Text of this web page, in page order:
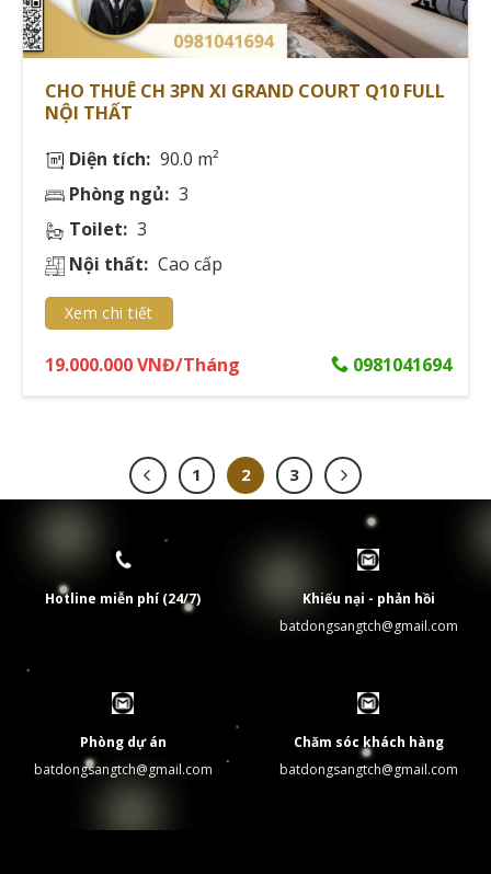
Tiện ích nội khu theo tiêu chuẩn quốc tế
Các dự án đều được trang bị tiện ích đạt chuẩn 5 sao:
Phòng gym hiện đại
Khu vui chơi trẻ em
Anh Minh Quân (40 tuổi, doanh nhân) chia sẻ: "Dịch vụ
Dịch vụ chuyên nghiệp bao gồm:
Concierge 24/7
Dọn phòng theo yêu cầu
Bảo trì kỹ thuật
Không gian xanh và khu vực thư giãn
Các dự án đều chú trọng phát triển không gian xanh:
Công viên trung tâm
Vườn thiền Nhật Bản
CHO THUÊ CH 3PN XI GRAND COURT Q10 FULL
NỘI THẤT
19.000.000 VNĐ/Tháng
Diện tích: 90.0 m²
Phòng ngủ: 3
Toilet: 3
Nội thất: Cao cấp
0981041694
Xem chi tiết
1 2 3
Hotline miễn phí (24/7)
Khiếu nại - phản hồi
batdongsangtch@gmail.com
Phòng dự án
batdongsangtch@gmail.com
Chăm sóc khách hàng
batdongsangtch@gmail.com